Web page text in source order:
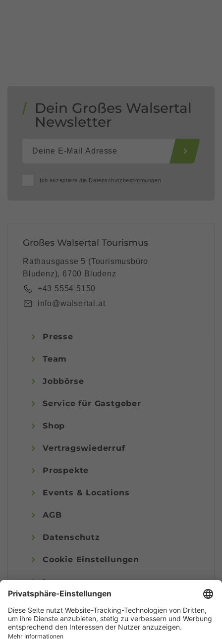
Dein Großes Walsertal
Newsletter
Ich akzeptiere die Datenschutzbestimmungen
Großes Walsertal Tourismus
Rathausgasse 5 (Tourismusbüro
Bludenz), 6700 Bludenz
+43 5554 5150
info@walsertal.at
Presse
Team
Jobbörse
Service für Gastgeber
Shop
Vertragswiederruf
Prospekte
Events & Locations
AGB
Datenschutz
Cookie Einstellungen
Impressum